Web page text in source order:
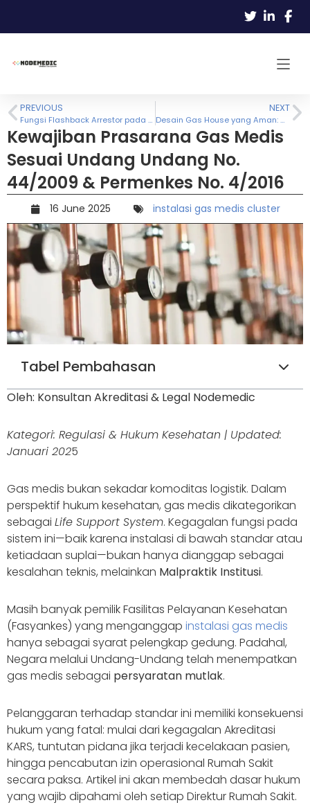
PREVIOUS
Fungsi Flashback Arrestor pada Instalasi Gas Hidrogen dan Asetilen: Tameng Terakhir Anti-Ledakan
NEXT
Desain Gas House yang Aman: Ventilasi, Jarak Aman, dan SOP Penyimpanan Tabung
Kewajiban Prasarana Gas Medis
Sesuai Undang Undang No.
44/2009 & Permenkes No. 4/2016
16 June 2025 instalasi gas medis cluster
Tabel Pembahasan
Oleh: Konsultan Akreditasi & Legal Nodemedic
Kategori: Regulasi & Hukum Kesehatan | Updated:
Januari 2025
Gas medis bukan sekadar komoditas logistik. Dalam
perspektif hukum kesehatan, gas medis dikategorikan
sebagai Life Support System. Kegagalan fungsi pada
sistem ini—baik karena instalasi di bawah standar atau
ketiadaan suplai—bukan hanya dianggap sebagai
kesalahan teknis, melainkan Malpraktik Institusi.
Masih banyak pemilik Fasilitas Pelayanan Kesehatan
(Fasyankes) yang menganggap instalasi gas medis
hanya sebagai syarat pelengkap gedung. Padahal,
Negara melalui Undang-Undang telah menempatkan
gas medis sebagai persyaratan mutlak.
Pelanggaran terhadap standar ini memiliki konsekuensi
hukum yang fatal: mulai dari kegagalan Akreditasi
KARS, tuntutan pidana jika terjadi kecelakaan pasien,
hingga pencabutan izin operasional Rumah Sakit
secara paksa. Artikel ini akan membedah dasar hukum
yang wajib dipahami oleh setiap Direktur Rumah Sakit.